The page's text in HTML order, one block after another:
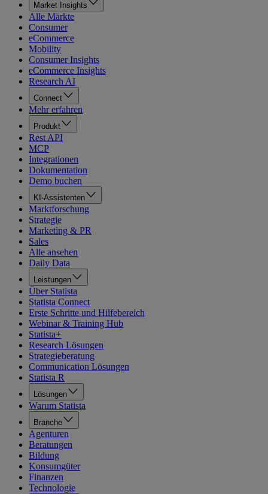
Market Insights
Alle Märkte
Consumer
eCommerce
Mobility
Consumer Insights
eCommerce Insights
Research AI
Connect
Mehr erfahren
Produkt
Rest API
MCP
Integrationen
Dokumentation
Demo buchen
KI-Assistenten
Marktforschung
Strategie
Marketing & PR
Sales
Alle ansehen
Daily Data
Leistungen
Über Statista
Statista Connect
Erste Schritte und Hilfebereich
Webinar & Training Hub
Statista+
Research Lösungen
Strategieberatung
Communication Lösungen
Statista R
Lösungen
Warum Statista
Branche
Agenturen
Beratungen
Bildung
Konsumgüter
Finanzen
Technologie